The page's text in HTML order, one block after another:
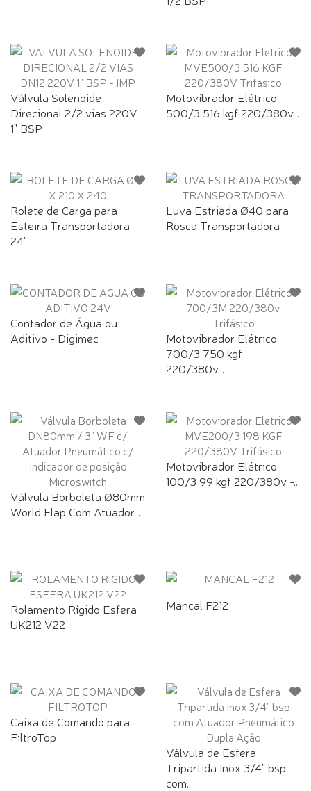
Válvula Solenoide
Direcional 2/2 vias 220V
1" BSP
Motovibrador Elétrico
500/3 516 kgf 220/380v...
Rolete de Carga para
Esteira Transportadora
24"
Luva Estriada Ø40 para
Rosca Transportadora
Contador de Água ou
Aditivo - Digimec
Motovibrador Elétrico
700/3 750 kgf
220/380v...
Válvula Borboleta Ø80mm
World Flap Com Atuador...
Motovibrador Elétrico
100/3 99 kgf 220/380v -...
Rolamento Rígido Esfera
UK212 V22
Mancal F212
Caixa de Comando para
FiltroTop
Válvula de Esfera
Tripartida Inox 3/4" bsp
com...